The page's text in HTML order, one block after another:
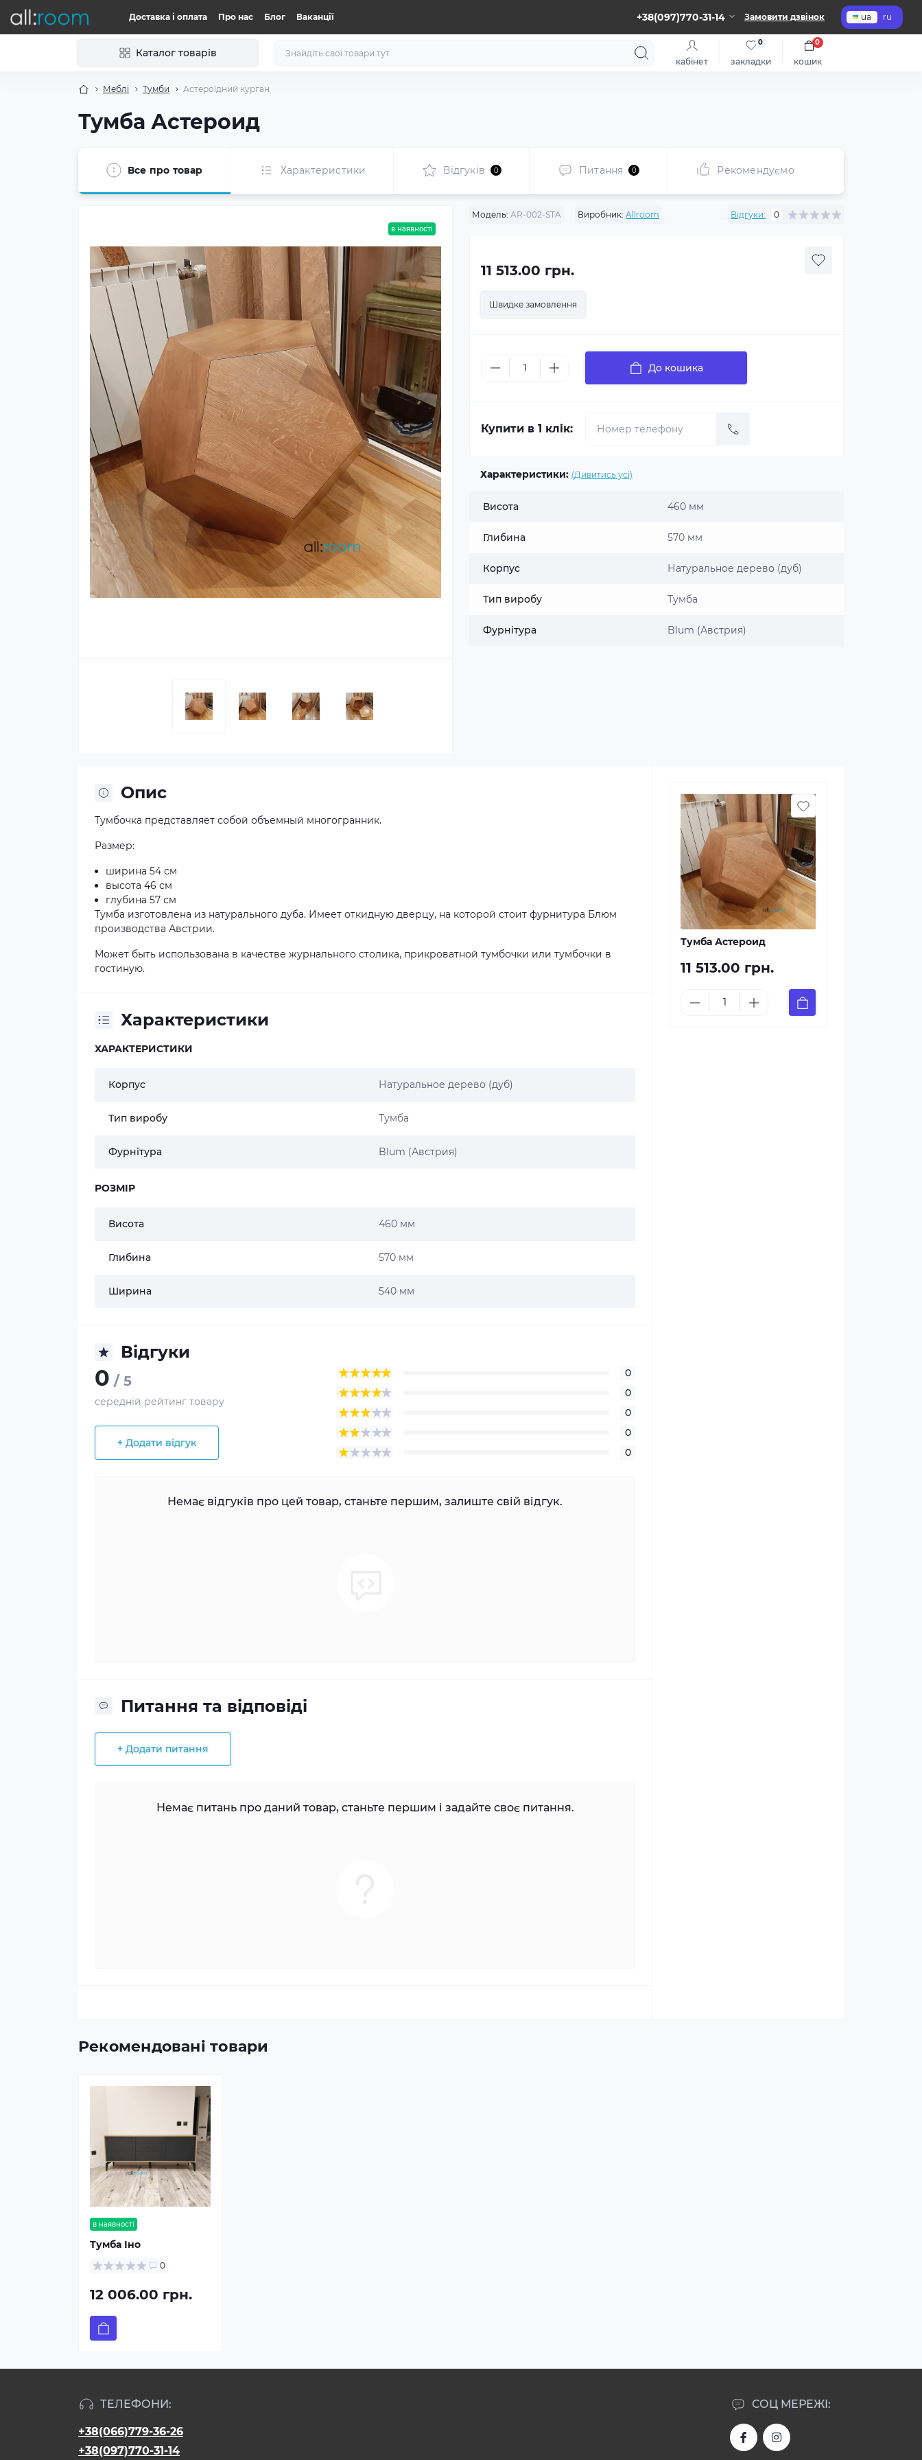
Доставка і оплата Про нас Блог Ваканції +38(097)770-31-14 Замовити дзвінок ua ru
Каталог товарів
кабінет закладки
0
кошик
0
Меблі Тумби Астероїдний курган
Тумба Астероид
Все про товар Характеристики Відгуків 0 Питання 0 Рекомендуємо
в наявності
Модель: AR-002-STA Виробник: Allroom Відгуки: 0
11 513.00 грн.
Швидке замовлення
До кошика
Купити в 1 клік:
Характеристики: (Дивитись усі)
Висота 460 мм
Глибина 570 мм
Корпус Натуральное дерево (дуб)
Тип виробу Тумба
Фурнітура Blum (Австрия)
Опис
Тумбочка представляет собой объемный многогранник.
Размер:
ширина 54 см
высота 46 см
глубина 57 см
Тумба изготовлена из натурального дуба. Имеет откидную дверцу, на которой стоит фурнитура Блюм
производства Австрии.
Может быть использована в качестве журнального столика, прикроватной тумбочки или тумбочки в
гостиную.
Характеристики
ХАРАКТЕРИСТИКИ
Корпус Натуральное дерево (дуб)
Тип виробу Тумба
Фурнітура Blum (Австрия)
РОЗМІР
Висота 460 мм
Глибина 570 мм
Ширина 540 мм
Відгуки
0 / 5
середній рейтинг товару
+ Додати відгук
0
0
0
0
0
Немає відгуків про цей товар, станьте першим, залиште свій відгук.
Питання та відповіді
+ Додати питання
Немає питань про даний товар, станьте першим і задайте своє питання.
Тумба Астероид
11 513.00 грн.
Рекомендовані товари
в наявності
Тумба Іно
0
12 006.00 грн.
ТЕЛЕФОНИ:
+38(066)779-36-26
+38(097)770-31-14
СОЦ МЕРЕЖІ: